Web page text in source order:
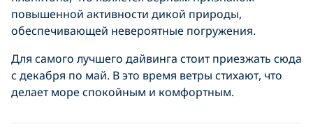
повышенной активности дикой природы,
обеспечивающей невероятные погружения.
Для самого лучшего дайвинга стоит приезжать сюда
с декабря по май. В это время ветры стихают, что
делает море спокойным и комфортным.